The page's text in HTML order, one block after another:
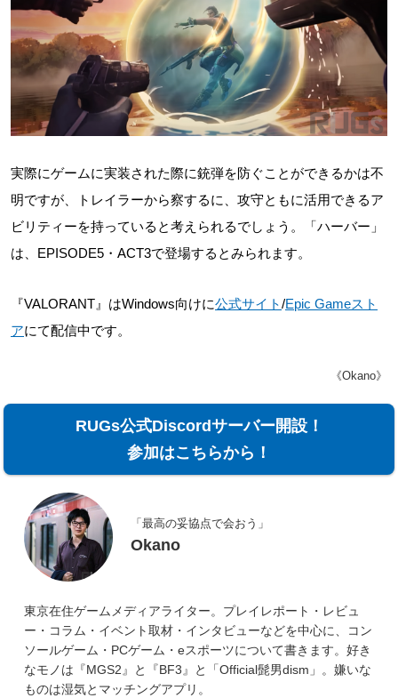
実際にゲームに実装された際に銃弾を防ぐことができるかは不
明ですが、トレイラーから察するに、攻守ともに活用できるア
ビリティーを持っていると考えられるでしょう。「ハーバー」
は、EPISODE5・ACT3で登場するとみられます。
『VALORANT』はWindows向けに公式サイト/Epic Gameスト
アにて配信中です。
《Okano》
RUGs公式Discordサーバー開設！
参加はこちらから！
「最高の妥協点で会おう」
Okano
東京在住ゲームメディアライター。プレイレポート・レビュ
ー・コラム・イベント取材・インタビューなどを中心に、コン
ソールゲーム・PCゲーム・eスポーツについて書きます。好き
なモノは『MGS2』と『BF3』と「Official髭男dism」。嫌いな
ものは湿気とマッチングアプリ。